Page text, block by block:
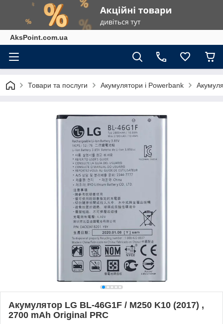
AksPoint.com.ua
Товари та послуги Акумулятори і Powerbank
Акумулятор LG BL-46G1F / M250 K10 (2017) ,
2700 mAh Original PRC